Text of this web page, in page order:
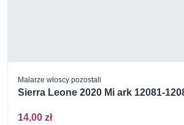
Malarze włoscy pozostali
Sierra Leone 2020 Mi ark 12081-
14,00 zł